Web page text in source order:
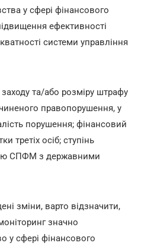
у сфері фінансового
ефективності
системи управління
та/або розміру штрафу
правопорушення, у
порушення; фінансовий
третіх осіб; ступінь
СПФМ з державними
зміни, варто відзначити,
значно
у сфері фінансового